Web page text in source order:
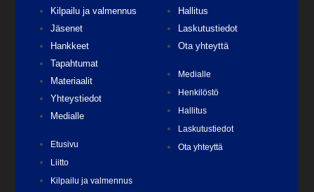
Kilpailu ja valmennus
Jäsenet
Hankkeet
Tapahtumat
Materiaalit
Yhteystiedot
Medialle
Etusivu
Liitto
Kilpailu ja valmennus
Hallitus
Laskutustiedot
Ota yhteyttä
Medialle
Henkilöstö
Hallitus
Laskutustiedot
Ota yhteyttä